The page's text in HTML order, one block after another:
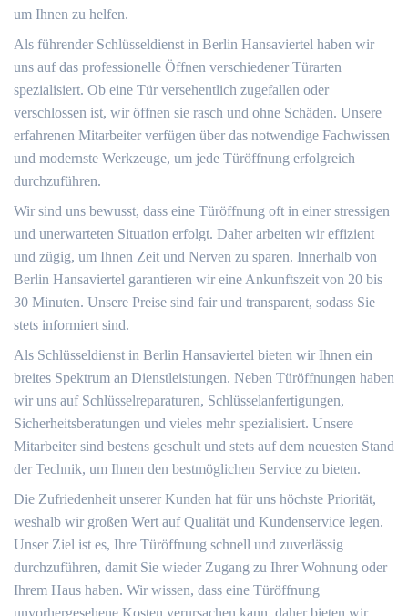
um Ihnen zu helfen.
Als führender Schlüsseldienst in Berlin Hansaviertel haben wir
uns auf das professionelle Öffnen verschiedener Türarten
spezialisiert. Ob eine Tür versehentlich zugefallen oder
verschlossen ist, wir öffnen sie rasch und ohne Schäden. Unsere
erfahrenen Mitarbeiter verfügen über das notwendige Fachwissen
und modernste Werkzeuge, um jede Türöffnung erfolgreich
durchzuführen.
Wir sind uns bewusst, dass eine Türöffnung oft in einer stressigen
und unerwarteten Situation erfolgt. Daher arbeiten wir effizient
und zügig, um Ihnen Zeit und Nerven zu sparen. Innerhalb von
Berlin Hansaviertel garantieren wir eine Ankunftszeit von 20 bis
30 Minuten. Unsere Preise sind fair und transparent, sodass Sie
stets informiert sind.
Als Schlüsseldienst in Berlin Hansaviertel bieten wir Ihnen ein
breites Spektrum an Dienstleistungen. Neben Türöffnungen haben
wir uns auf Schlüsselreparaturen, Schlüsselanfertigungen,
Sicherheitsberatungen und vieles mehr spezialisiert. Unsere
Mitarbeiter sind bestens geschult und stets auf dem neuesten Stand
der Technik, um Ihnen den bestmöglichen Service zu bieten.
Die Zufriedenheit unserer Kunden hat für uns höchste Priorität,
weshalb wir großen Wert auf Qualität und Kundenservice legen.
Unser Ziel ist es, Ihre Türöffnung schnell und zuverlässig
durchzuführen, damit Sie wieder Zugang zu Ihrer Wohnung oder
Ihrem Haus haben. Wir wissen, dass eine Türöffnung
unvorhergesehene Kosten verursachen kann, daher bieten wir